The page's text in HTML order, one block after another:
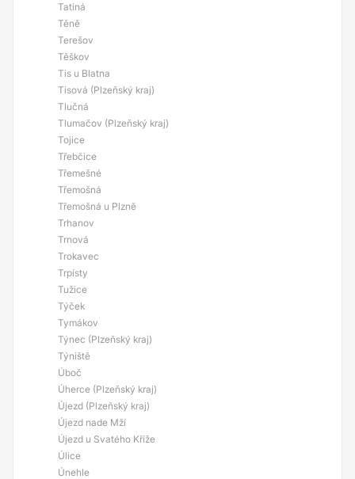
Tatiná
Těně
Terešov
Těškov
Tis u Blatna
Tisová (Plzeňský kraj)
Tlučná
Tlumačov (Plzeňský kraj)
Tojice
Třebčice
Třemešné
Třemošná
Třemošná u Plzně
Trhanov
Trnová
Trokavec
Trpísty
Tužice
Týček
Tymákov
Týnec (Plzeňský kraj)
Týniště
Úboč
Úherce (Plzeňský kraj)
Újezd (Plzeňský kraj)
Újezd nade Mží
Újezd u Svatého Kříže
Úlice
Únehle